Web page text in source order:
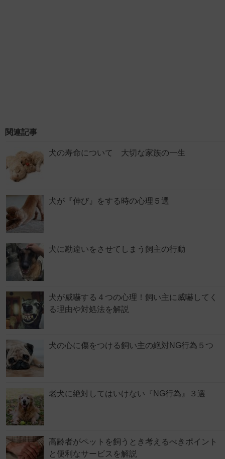
関連記事
犬の寿命について 大切な家族の一生
犬が『伸び』をする時の心理５選
犬に勘違いをさせてしまう飼主の行動
犬が威嚇する４つの心理！飼い主に威嚇してく
る理由や対処法を解説
犬の心に傷をつける飼い主の絶対NG行為５つ
老犬に絶対してはいけない『NG行為』３選
高齢者がペットを飼うとき考えるべきポイント
と便利なサービスを解説